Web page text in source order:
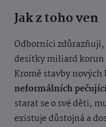
Jak z toho ven
Odborníci
desítky miliard korun
Kromě stavby
neformálních
starat se o své děti,
existuje důstojná a